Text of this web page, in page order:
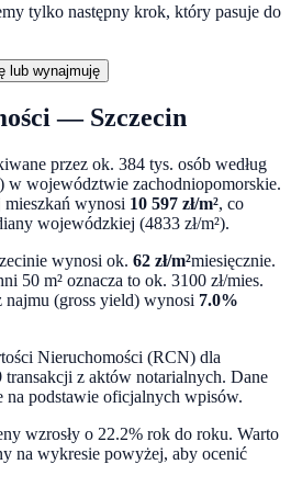
tylko następny krok, który pasuje do
lub wynajmuję
— Szczecin
przez ok. 384 tys. osób według
w województwie zachodniopomorskie.
mieszkań wynosi 10 597 zł/m², co
wojewódzkiej (4833 zł/m²).
wynosi ok. 62 zł/m²miesięcznie.
50 m² oznacza to ok. 3100 zł/mies.
najmu (gross yield) wynosi 7.0%
Nieruchomości (RCN) dla
transakcji z aktów notarialnych. Dane
na podstawie oficjalnych wpisów.
wzrosły o 22.2% rok do roku. Warto
na wykresie powyżej, aby ocenić